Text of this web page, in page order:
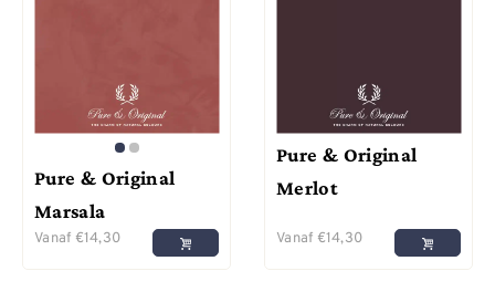
Pure & Original
Marsala
Vanaf €14,30
Pure & Original
Merlot
Vanaf €14,30